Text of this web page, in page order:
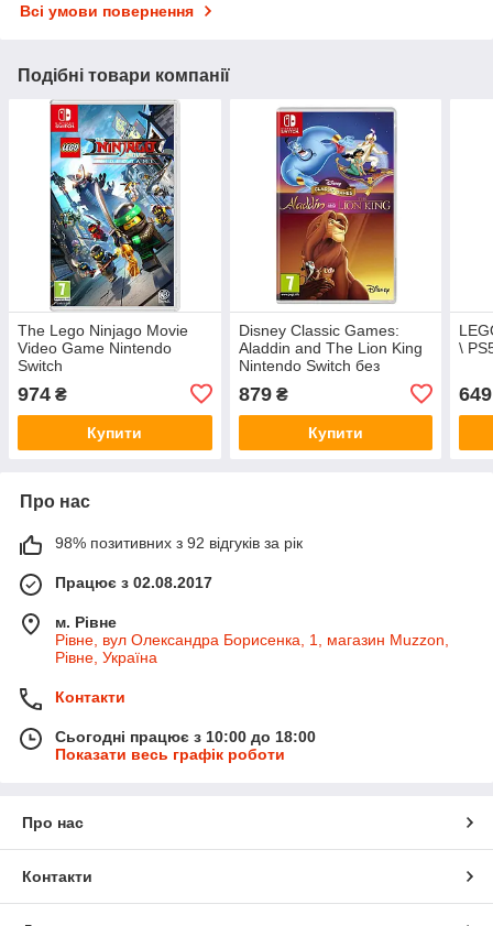
Всі умови повернення
Подібні товари компанії
The Lego Ninjago Movie
Video Game Nintendo
Switch
974 ₴
Купити
Disney Classic Games:
Aladdin and The Lion King
Nintendo Switch без
879₴
Купити
\
649
Про нас
98% позитивних з 92 відгуків за рік
Працює з 02.08.2017
м. Рівне
Рівне, вул Олександра Борисенка, 1, магазин Muzzon,
Рівне, Україна
Контакти
Сьогодні працює з 10:00 до 18:00
Показати весь графік роботи
Про нас
Контакти